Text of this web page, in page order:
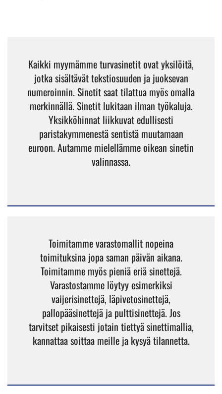
Kaikki myymämme turvasinetit ovat yksilöitä,
jotka sisältävät tekstiosuuden ja juoksevan
numeroinnin. Sinetit saat tilattua myös omalla
merkinnällä. Sinetit lukitaan ilman työkaluja.
Yksikköhinnat liikkuvat edullisesti
paristakymmenestä sentistä muutamaan
euroon. Autamme mielellämme oikean sinetin
valinnassa.
Toimitamme varastomallit nopeina
toimituksina jopa saman päivän aikana.
Toimitamme myös pieniä eriä sinettejä.
Varastostamme löytyy esimerkiksi
vaijerisinettejä, läpivetosinettejä,
pallopääsinettejä ja pulttisinettejä. Jos
tarvitset pikaisesti jotain tiettyä sinettimallia,
kannattaa soittaa meille ja kysyä tilannetta.